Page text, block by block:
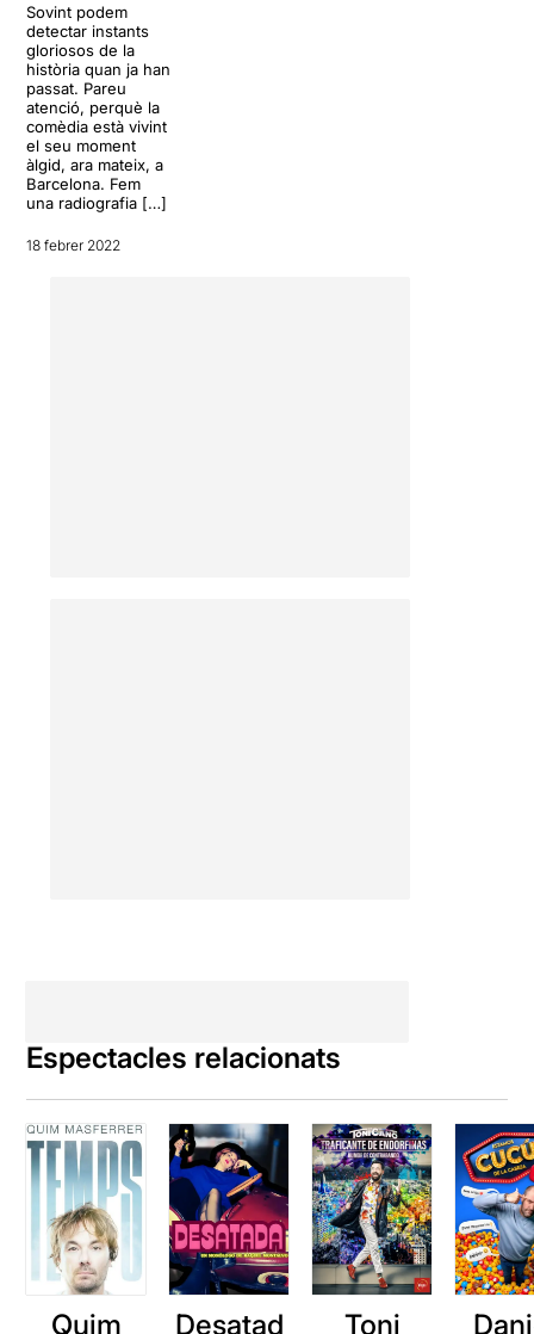
Sovint podem
detectar instants
gloriosos de la
història quan ja han
passat. Pareu
atenció, perquè la
comèdia està vivint
el seu moment
àlgid, ara mateix, a
Barcelona. Fem
una radiografia […]
18 febrer 2022
Espectacles relacionats
Quim Desatad Toni